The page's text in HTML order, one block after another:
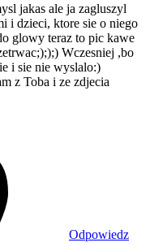
jakas ale ja zagluszyl
i dzieci, ktore sie o niego
glowy teraz to pic kawe
Wczesniej ,bo
i sie nie wyslalo:)
z Toba i ze zdjecia
Odpowiedz